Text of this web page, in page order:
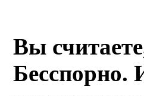
Вы
Бесспорно.